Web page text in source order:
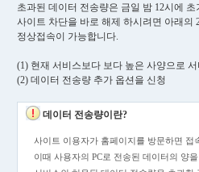
초과된 데이터 전송량은 금일 밤 12시에
사이트 차단을 바로 해제 하시려면 아래의
정상접속이 가능합니다.
(1) 현재 서비스보다 보다 높은 사양으로
(2) 데이터 전송량 추가 옵션을 신청
데이터 전송량이란?
사이트 이용자가 홈페이지를 방문하면 접
이때 사용자의 PC로 전송된 데이터의 양